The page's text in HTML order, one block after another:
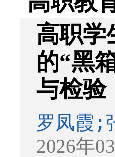
高职学
的“黑
与检验
罗凤霞;
2026年